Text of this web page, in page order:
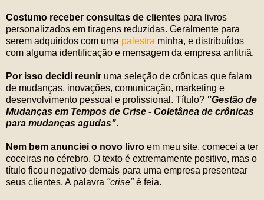
Costumo receber consultas de clientes para livros
personalizados em tiragens reduzidas. Geralmente para
serem adquiridos com uma palestra minha, e distribuídos
com alguma identificação e mensagem da empresa anfitriã.
Por isso decidi reunir uma seleção de crônicas que falam
de mudanças, inovações, comunicação, marketing e
desenvolvimento pessoal e profissional. Título? "Gestão de
Mudanças em Tempos de Crise - Coletânea de crônicas
para mudanças agudas".
Nem bem anunciei o novo livro em meu site, comecei a ter
coceiras no cérebro. O texto é extremamente positivo, mas o
título ficou negativo demais para uma empresa presentear
seus clientes. A palavra "crise"é feia.